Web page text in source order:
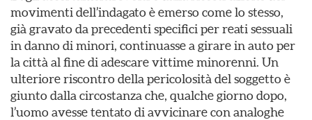
movimenti dell’indagato è emerso come lo stesso,
già gravato da precedenti specifici per reati sessuali
in danno di minori, continuasse a girare in auto per
la città al fine di adescare vittime minorenni. Un
ulteriore riscontro della pericolosità del soggetto è
giunto dalla circostanza che, qualche giorno dopo,
l’uomo avesse tentato di avvicinare con analoghe